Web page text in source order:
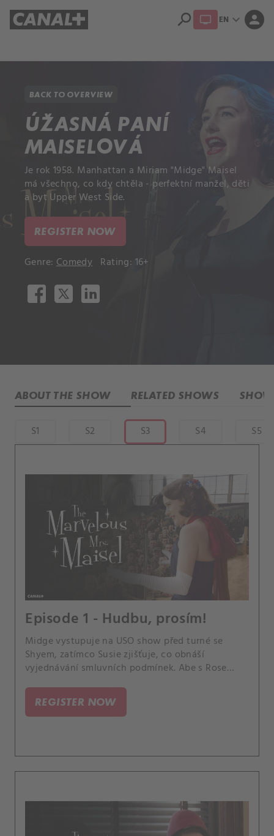
search EN expand_more person
BACK TO OVERVIEW
ÚŽASNÁ PANÍ
MAISELOVÁ
Je rok 1958. Manhattan a Miriam "Midge" Maisel
má všechno, co kdy chtěla - perfektní manžel, děti
a byt Upper West Side.
REGISTER NOW
Genre: Comedy Rating: 16+
ABOUT THE SHOW RELATED SHOWS
S1 S2 S3 S4 S5
Episode 1 - Hudbu, prosím!
Midge vystupuje na USO show před turné se
Shyem, zatímco Susie zjišťuje, co obnáší
vyjednávání smluvních podmínek. Abe s Rose
REGISTER NOW